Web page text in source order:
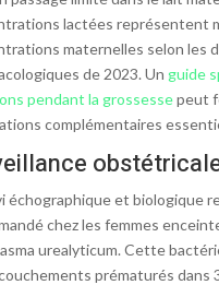
lactées représentent
maternelles selon les
de 2023. Un guide
pendant la grossessepeut
complémentaires
échographique et biologique
chez les femmes
urealyticum. Cette
prématurés dans